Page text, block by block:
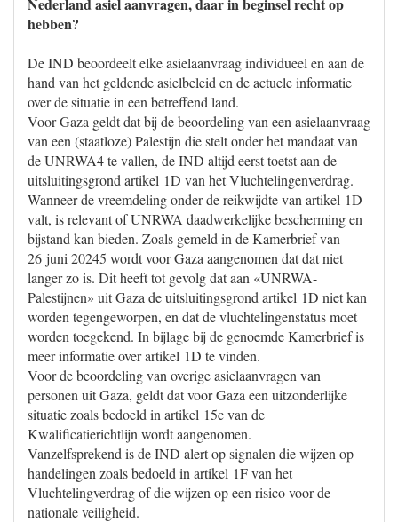
hebben?
De IND beoordeelt elke asielaanvraag individueel en aan de
hand van het geldende asielbeleid en de actuele informatie
over de situatie in een betreffend land.
Voor Gaza geldt dat bij de beoordeling van een asielaanvraag
van een (staatloze) Palestijn die stelt onder het mandaat van
de UNRWA4 te vallen, de IND altijd eerst toetst aan de
uitsluitingsgrond artikel 1D van het Vluchtelingenverdrag.
Wanneer de vreemdeling onder de reikwijdte van artikel 1D
valt, is relevant of UNRWA daadwerkelijke bescherming en
bijstand kan bieden. Zoals gemeld in de Kamerbrief van
26 juni 20245 wordt voor Gaza aangenomen dat dat niet
langer zo is. Dit heeft tot gevolg dat aan «UNRWA-
Palestijnen» uit Gaza de uitsluitingsgrond artikel 1D niet kan
worden tegengeworpen, en dat de vluchtelingenstatus moet
worden toegekend. In bijlage bij de genoemde Kamerbrief is
meer informatie over artikel 1D te vinden.
Voor de beoordeling van overige asielaanvragen van
personen uit Gaza, geldt dat voor Gaza een uitzonderlijke
situatie zoals bedoeld in artikel 15c van de
Kwalificatierichtlijn wordt aangenomen.
Vanzelfsprekend is de IND alert op signalen die wijzen op
handelingen zoals bedoeld in artikel 1F van het
Vluchtelingverdrag of die wijzen op een risico voor de
nationale veiligheid.